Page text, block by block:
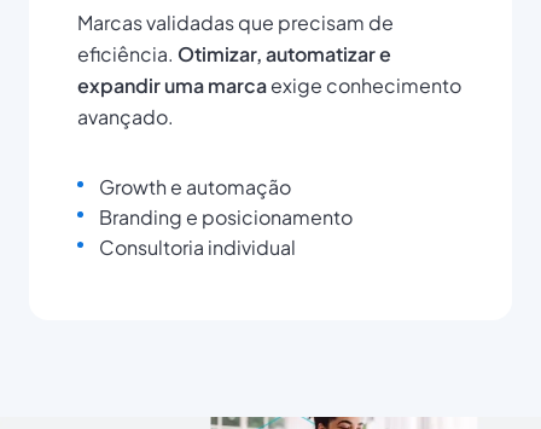
Marcas validadas que precisam de
eficiência. Otimizar, automatizar e
expandir uma marcaexige conhecimento
avançado.
Growth e automação
Branding e posicionamento
Consultoria individual